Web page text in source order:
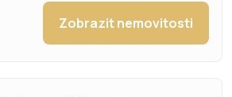
Zobrazit nemovitosti